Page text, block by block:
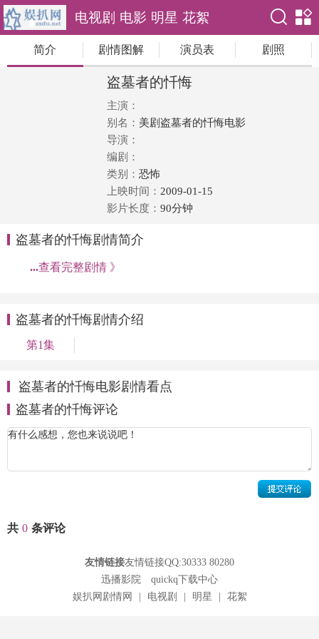
电视剧 电影 明星 花絮
简介 剧情图解 演员表 剧照
盗墓者的忏悔
主演：
别名： 美剧盗墓者的忏悔电影
导演：
编剧：
类别： 恐怖
上映时间： 2009-01-15
影片长度： 90分钟
盗墓者的忏悔剧情简介
...查看完整剧情 》
盗墓者的忏悔剧情介绍
第1集
盗墓者的忏悔电影剧情看点
盗墓者的忏悔评论
共 0 条评论
友情链接友情链接QQ:30333 80280
迅播影院
quickq下载中心
娱扒网剧情网
电视剧 明星 花絮